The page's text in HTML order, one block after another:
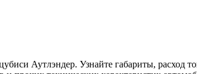
Аутлэндер. Узнайте габариты, расход